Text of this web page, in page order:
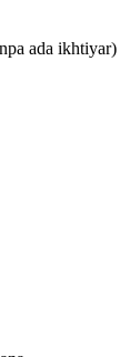
ada ikhtiyar)